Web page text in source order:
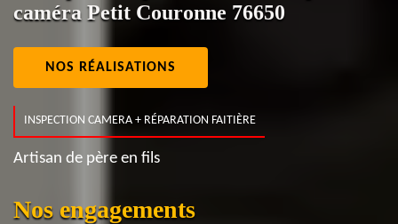
caméra Petit Couronne 76650
NOS RÉALISATIONS
INSPECTION CAMERA + RÉPARATION FAITIÈRE
Artisan de père en fils
Nos engagements